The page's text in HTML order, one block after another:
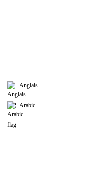
Anglais
Arabic